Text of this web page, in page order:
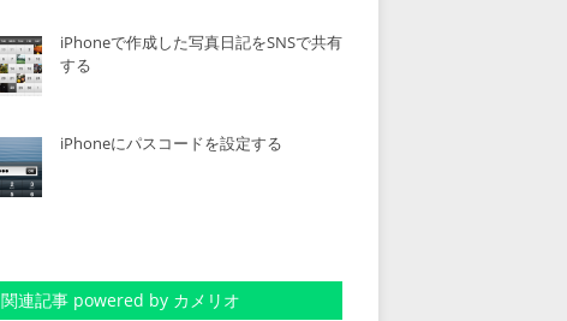
iPhoneで作成した写真日記をSNSで共有
する
iPhoneにパスコードを設定する
関連記事 powered by カメリオ